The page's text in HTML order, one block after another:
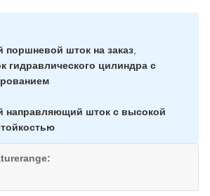
шток на заказ,
гидравлического цилиндра с
направляющий шток с высокой